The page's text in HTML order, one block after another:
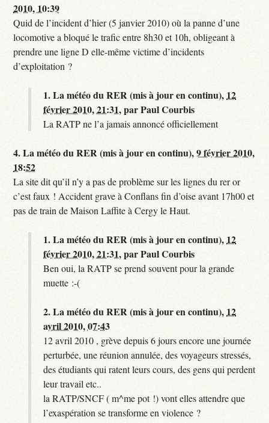
2010, 10:39
Quid de l’incident d’hier (5 janvier 2010) où la panne d’une
locomotive a bloqué le trafic entre 8h30 et 10h, obligeant à
prendre une ligne D elle-même victime d’incidents
d’exploitation ?
1.La météo du RER (mis à jour en continu), 12
février 2010, 21:31,parPaul Courbis
La RATP ne l’a jamais annoncé officiellement
4.La météo du RER (mis à jour en continu),9 février 2010,
18:52
La site dit qu’il n’y a pas de problème sur les lignes du rer or
c’est faux ! Accident grave à Conflans fin d’oise avant 17h00 et
pas de train de Maison Laffite à Cergy le Haut.
1.La météo du RER (mis à jour en continu), 12
février 2010, 21:31,parPaul Courbis
Ben oui, la RATP se prend souvent pour la grande
muette :-(
2.La météo du RER (mis à jour en continu), 12
avril 2010, 07:43
12 avril 2010 , grève depuis 6 jours encore une journée
perturbée, une réunion annulée, des voyageurs stressés,
des étudiants qui ratent leurs cours, des gens qui perdent
leur travail etc..
la RATP/SNCF ( m^me pot !) vont elles attendre que
l’exaspération se transforme en violence ?